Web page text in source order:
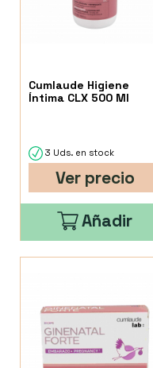
Cumlaude Higiene
Íntima CLX 500 Ml
3 Uds. en stock
Ver precio
Añadir